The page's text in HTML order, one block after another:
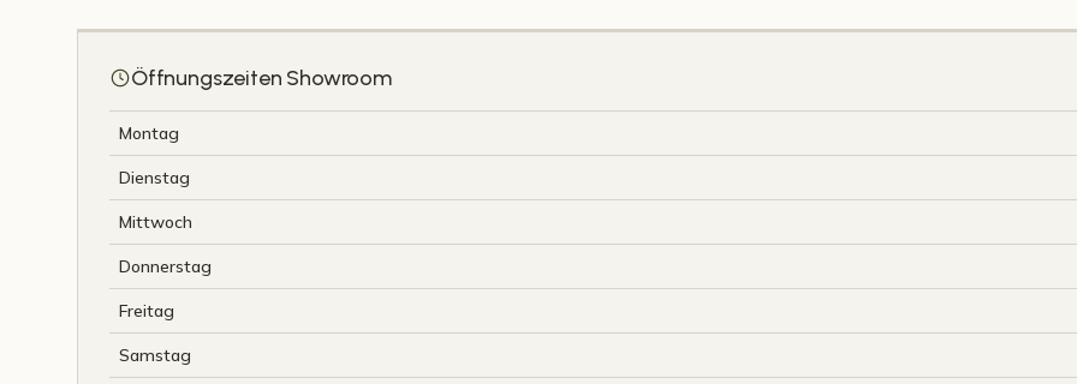
Öffnungszeiten Showroom
Montag
Dienstag
Mittwoch
Donnerstag
Freitag
Samstag